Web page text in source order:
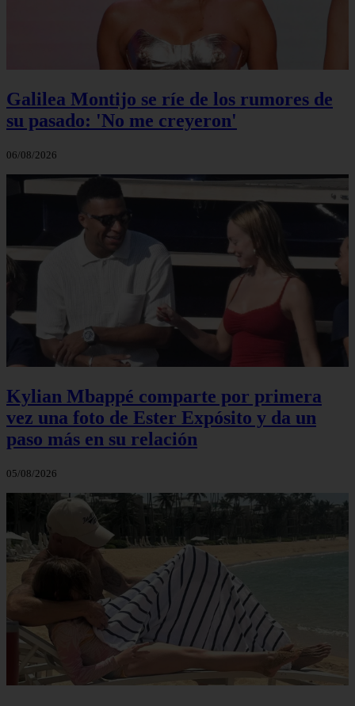
Galilea Montijo se ríe de los rumores de
su pasado: 'No me creyeron'
06/08/2026
Kylian Mbappé comparte por primera
vez una foto de Ester Expósito y da un
paso más en su relación
05/08/2026